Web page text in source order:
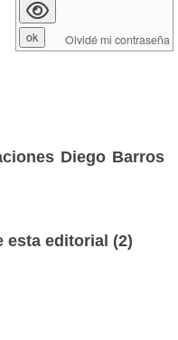
Diego Barros
esta editorial (2)
Olvidé mi contraseña